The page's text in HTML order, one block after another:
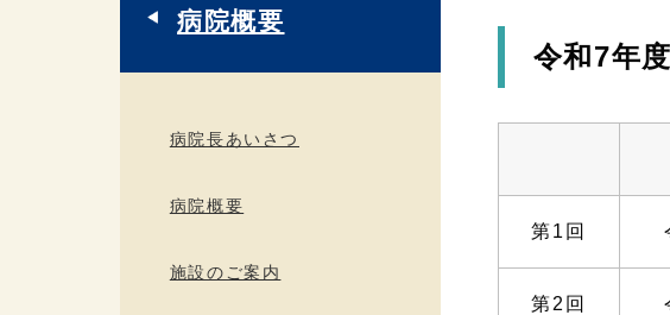
令和7年
第1回
第2回
病院概要
病院長あいさつ
病院概要
施設のご案内